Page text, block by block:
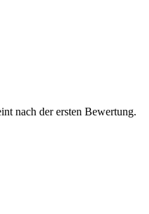
nach der ersten Bewertung.